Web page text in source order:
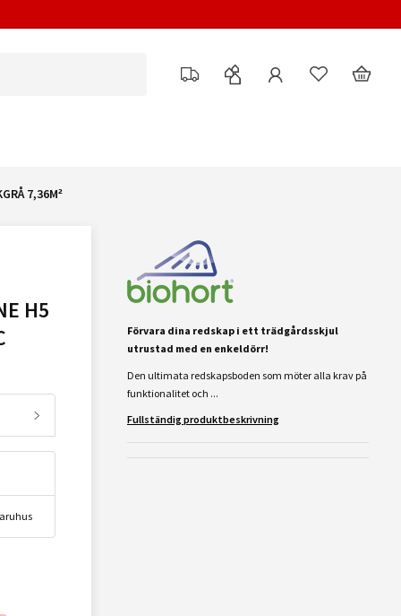
7,36M²
H5
Förvara dina redskap i ett trädgårdsskjul
utrustad med en enkeldörr!
Den ultimata redskapsboden som möter alla krav på
funktionalitet och ...
Fullständig produktbeskrivning